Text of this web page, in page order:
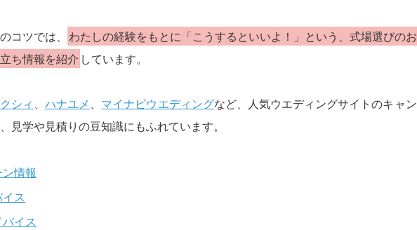
コツでは、
わたしの経験をもとに「こうするといいよ！」という、式場選びのお
ち情報を紹介 しています。
シィ 、ハナユメ 、 マイナビウエディングなど、人気ウエディングサイトのキャン
見学や見積りの豆知識にもふれています。
情報
ス
イス